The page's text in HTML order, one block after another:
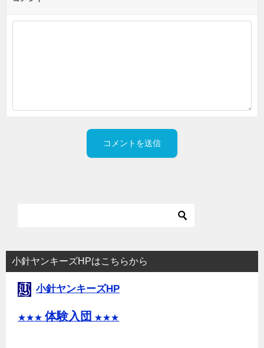
小針ヤンキーズHPはこちらから
小針ヤンキーズHP
★★★ 体験入団 ★★★